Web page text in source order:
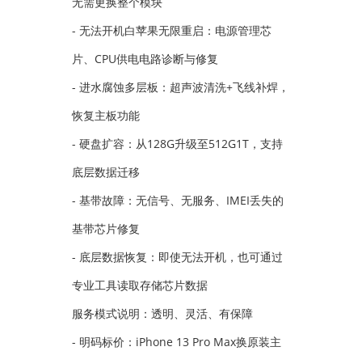
- 无法开机白苹果无限重启：电源管理芯
片、CPU供电电路诊断与修复
- 进水腐蚀多层板：超声波清洗+飞线补焊，
恢复主板功能
- 硬盘扩容：从128G升级至512G1T，支持
底层数据迁移
- 基带故障：无信号、无服务、IMEI丢失的
基带芯片修复
- 底层数据恢复：即使无法开机，也可通过
专业工具读取存储芯片数据
服务模式说明：透明、灵活、有保障
- 明码标价：iPhone 13 Pro Max换原装主